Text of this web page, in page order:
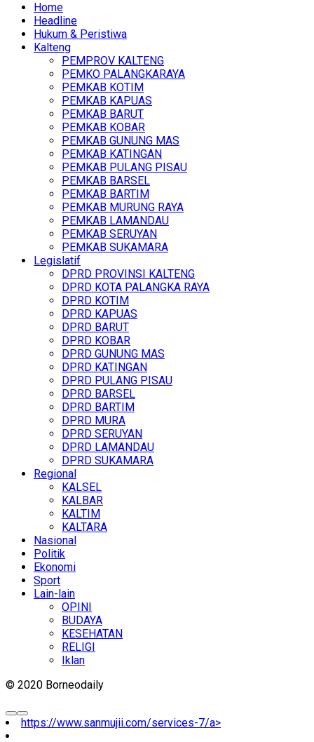
Home
Headline
Hukum & Peristiwa
Kalteng
PEMPROV KALTENG
PEMKO PALANGKARAYA
PEMKAB KOTIM
PEMKAB KAPUAS
PEMKAB BARUT
PEMKAB KOBAR
PEMKAB GUNUNG MAS
PEMKAB KATINGAN
PEMKAB PULANG PISAU
PEMKAB BARSEL
PEMKAB BARTIM
PEMKAB MURUNG RAYA
PEMKAB LAMANDAU
PEMKAB SERUYAN
PEMKAB SUKAMARA
Legislatif
DPRD PROVINSI KALTENG
DPRD KOTA PALANGKA RAYA
DPRD KOTIM
DPRD KAPUAS
DPRD BARUT
DPRD KOBAR
DPRD GUNUNG MAS
DPRD KATINGAN
DPRD PULANG PISAU
DPRD BARSEL
DPRD BARTIM
DPRD MURA
DPRD SERUYAN
DPRD LAMANDAU
DPRD SUKAMARA
Regional
KALSEL
KALBAR
KALTIM
KALTARA
Nasional
Politik
Ekonomi
Sport
Lain-lain
OPINI
BUDAYA
KESEHATAN
RELIGI
Iklan
© 2020 Borneodaily
https://www.sanmujii.com/services-7/a>